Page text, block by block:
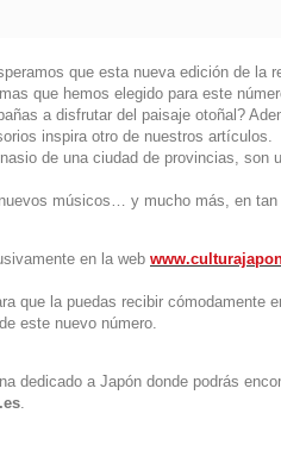
que esta nueva edición de la
que hemos elegido para este
a disfrutar del paisaje otoñal?
inspira otro de nuestros artículos.
de una ciudad de provincias,
músicos… y mucho más, en
en la web
que la puedas recibir cómodamente
este nuevo número.
dedicado a Japón donde podrás